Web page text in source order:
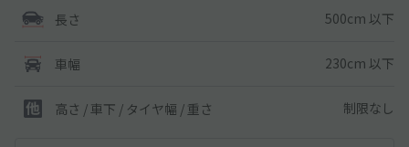
長さ 500cm 以下
車幅 230cm 以下
高さ / 車下 / タイヤ幅 / 重さ 制限なし